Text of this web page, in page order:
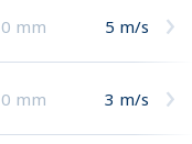
0 mm 5 m/s
0 mm 3 m/s